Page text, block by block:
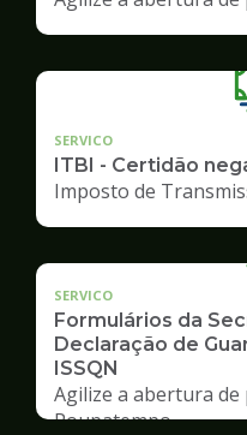
SERVICO
ITBI - Certidão
Imposto de
SERVICO
Formulários da
Declaração de
ISSQN
Agilize a abertura de
Poupatempo